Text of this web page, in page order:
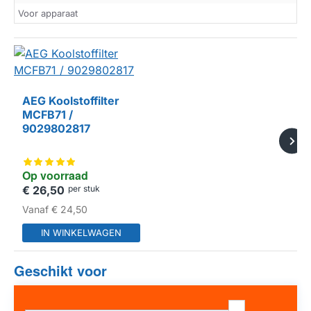
Voor apparaat
Op voorraad
AEG Koolstoffilter
MCFB71 /
9029802817
€ 26,50 per stuk
Vanaf € 24,50
IN WINKELWAGEN
Geschikt voor